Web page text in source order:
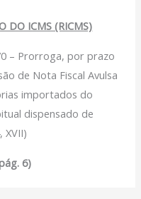
de Trabalho
DO ICMS (RICMS)
– Prorroga, por prazo
de Nota Fiscal Avulsa
importados do
dispensado de
XVII)
6)